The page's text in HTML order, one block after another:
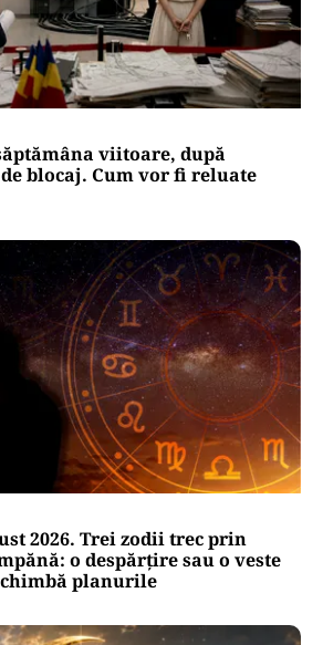
viitoare, după
blocaj. Cum vor fi reluate
2026. Trei zodii trec prin
o despărțire sau o veste
planurile